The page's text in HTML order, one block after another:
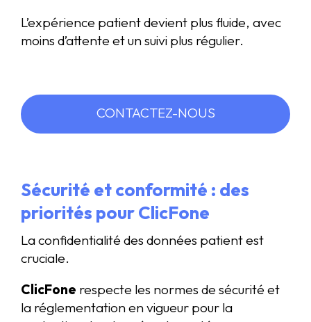
L’expérience patient devient plus fluide, avec
moins d’attente et un suivi plus régulier.
CONTACTEZ-NOUS
Sécurité et conformité : des
priorités pour ClicFone
La confidentialité des données patient est
cruciale.
ClicFone respecte les normes de sécurité et
la réglementation en vigueur pour la